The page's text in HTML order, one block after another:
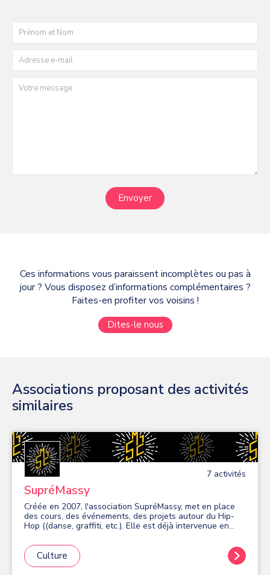
Envoyer
Ces informations vous paraissent incomplètes ou pas à
jour ? Vous disposez d’informations complémentaires ?
Faites-en profiter vos voisins !
Dites-le nous
Associations proposant des activités
similaires
7 activités
SupréMassy
Créée en 2007, l'association SupréMassy, met en place
des cours, des événements, des projets autour du Hip-
Hop ((danse, graffiti, etc.). Elle est déjà intervenue en
établissements sociaux (personnes handicapées,
personnes âgées, etc.) en Île-de-France. Elle s'attache à
promouvoir les valeurs de dépassement et de partage de
Culture